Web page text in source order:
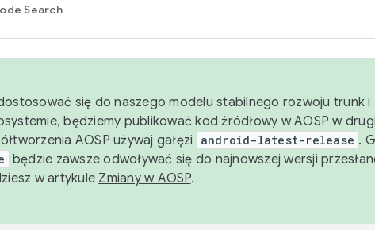
Search
się do naszego modelu stabilnego rozwoju trunk
będziemy publikować kod źródłowy w AOSP w
AOSP używaj gałęzi
android-latest-release .
będzie zawsze odwoływać się do najnowszej wersji
w artykule Zmiany w AOSP.